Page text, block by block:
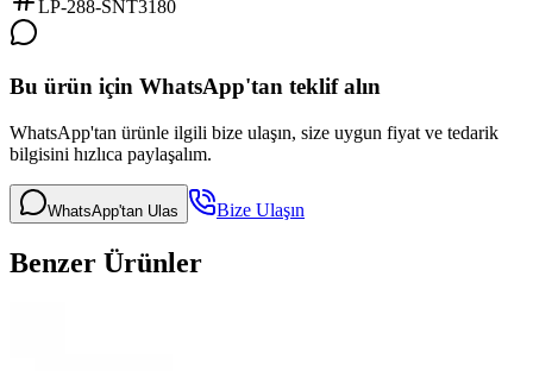
LP-288-SNT3180
Bu ürün için WhatsApp'tan teklif alın
WhatsApp'tan ürünle ilgili bize ulaşın, size uygun fiyat ve tedarik
bilgisini hızlıca paylaşalım.
WhatsApp'tan Ulas Bize Ulaşın
Benzer Ürünler